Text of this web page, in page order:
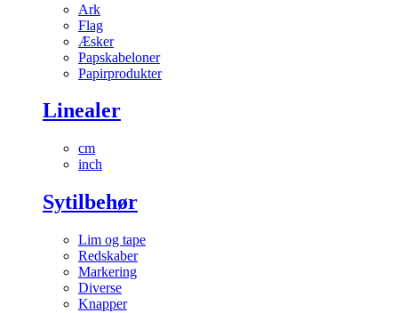
Ark
Flag
Æsker
Papskabeloner
Papirprodukter
Linealer
cm
inch
Sytilbehør
Lim og tape
Redskaber
Markering
Diverse
Knapper